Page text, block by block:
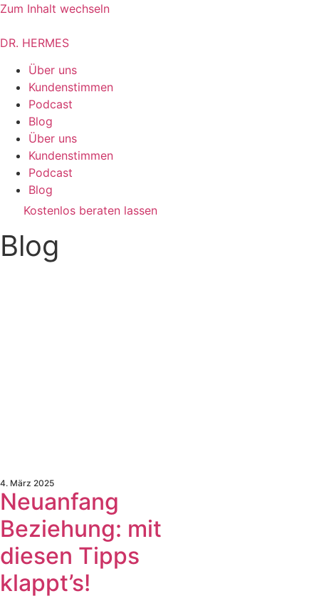
Zum Inhalt wechseln
DR. HERMES
Über uns
Kundenstimmen
Podcast
Blog
Über uns
Kundenstimmen
Podcast
Blog
Kostenlos beraten lassen
Blog
4. März 2025
Neuanfang
Beziehung: mit
diesen Tipps
klappt’s!